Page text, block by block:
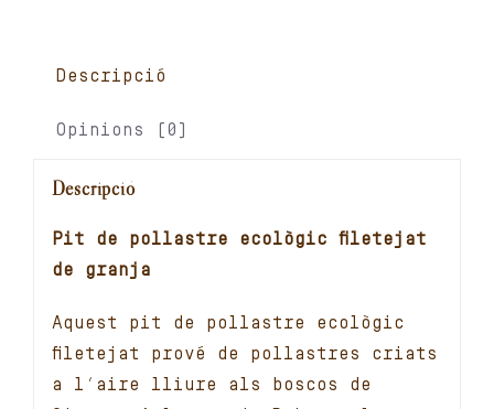
kg)
Descripció
Opinions (0)
Descripció
Pit de pollastre ecològic filetejat
de granja
Aquest pit de pollastre ecològic
filetejat prové de pollastres criats
a l’aire lliure als boscos de